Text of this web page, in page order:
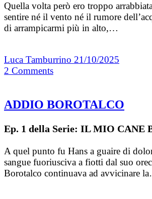
Quella volta però ero troppo
sentire né il vento né il rumore
di arrampicarmi più in alto,…
Luca Tamburrino 21/10/2025
2 Comments
ADDIO BOROTALCO
Ep. 1 della Serie: IL MIO CANE
A quel punto fu Hans a guaire di
sangue fuoriusciva a fiotti dal suo
Borotalco continuava ad avvicinare